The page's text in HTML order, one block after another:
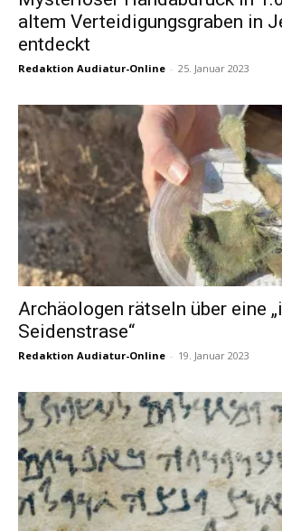
altem Verteidigungsgraben in
entdeckt
Redaktion Audiatur-Online - 25. Januar 2023
Archäologen rätseln über eine
Seidenstrase“
Redaktion Audiatur-Online - 19. Januar 2023